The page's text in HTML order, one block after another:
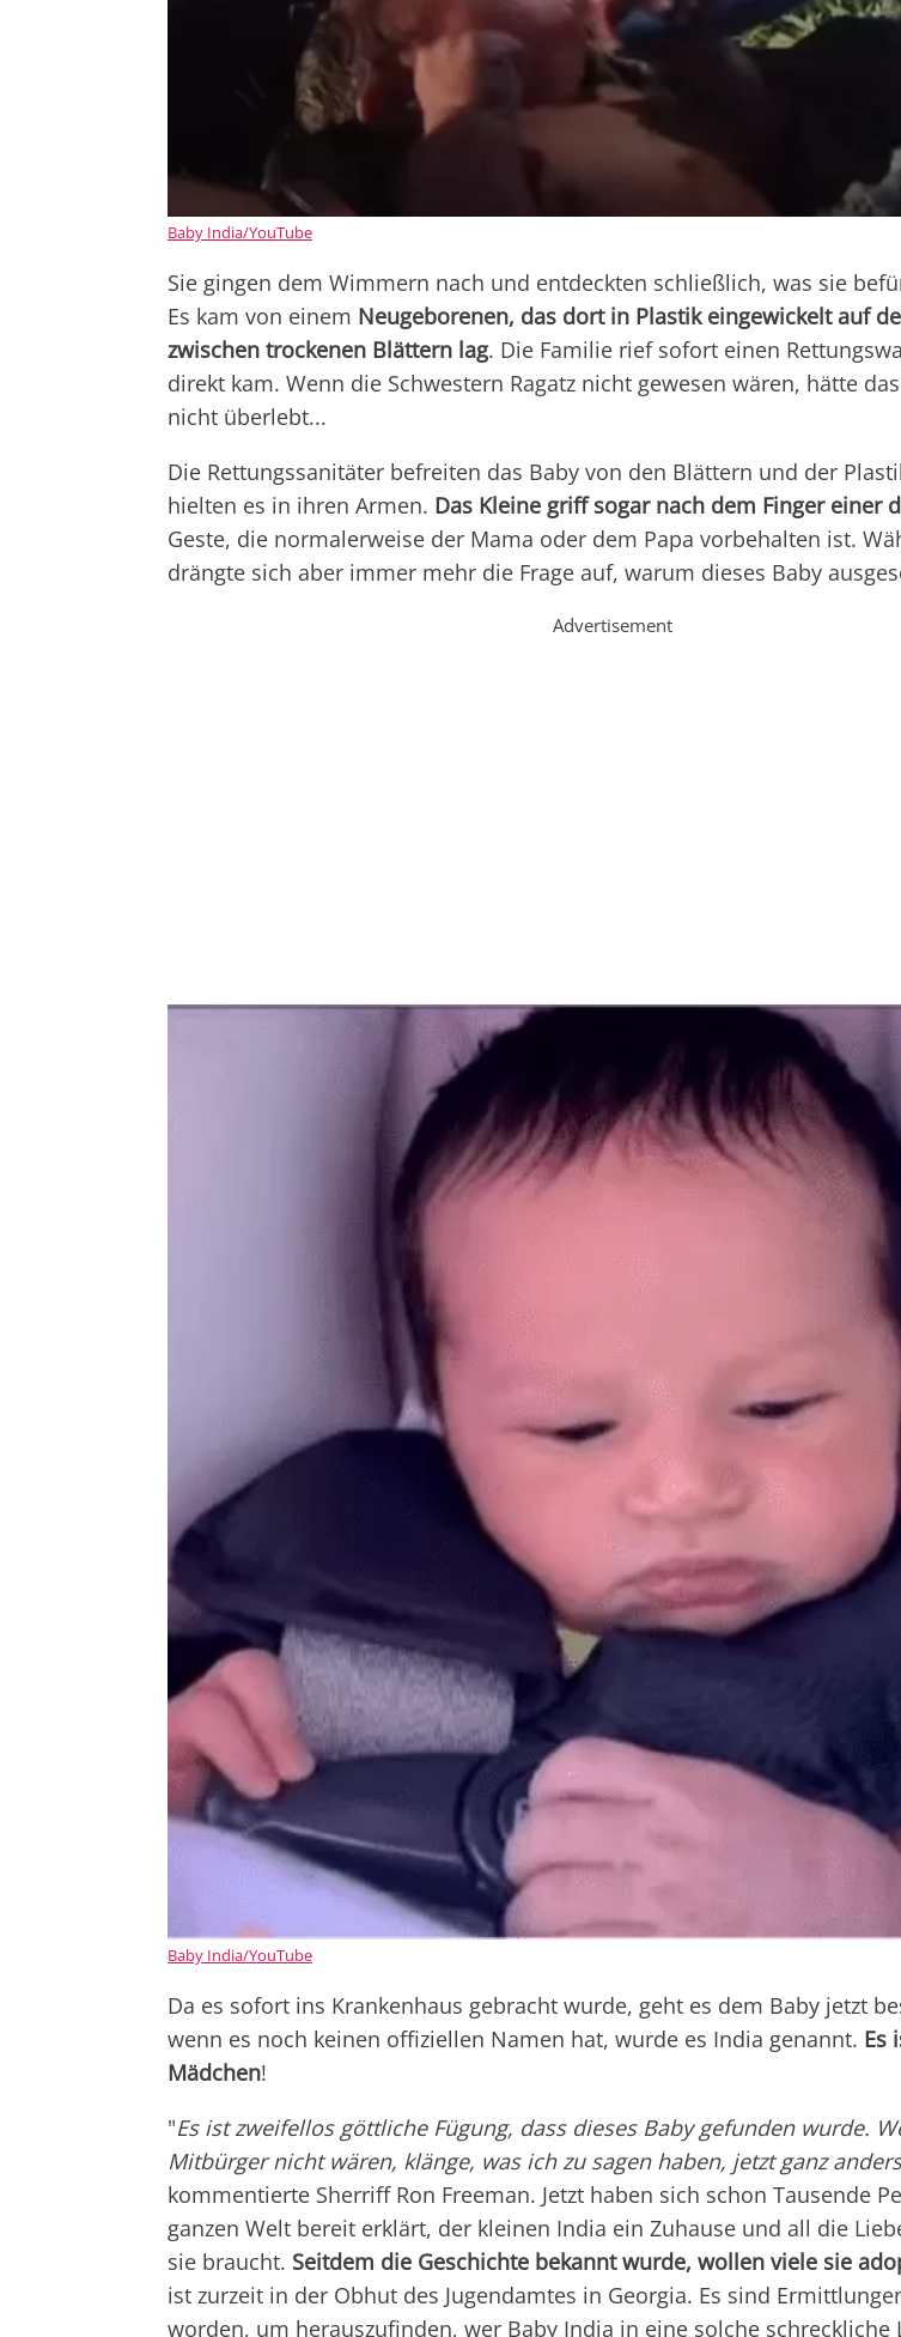
Baby India/YouTube
Sie gingen dem Wimmern nach und entdeckten schließlich, was sie
Es kam von einem Neugeborenen, das dort in Plastik eingewickelt auf
zwischen trockenen Blättern lag. Die Familie rief sofort einen
direkt kam. Wenn die Schwestern Ragatz nicht gewesen wären, hätte
nicht überlebt...
Die Rettungssanitäter befreiten das Baby von den Blättern und der
hielten es in ihren Armen. Das Kleine griff sogar nach dem Finger einer
Geste, die normalerweise der Mama oder dem Papa vorbehalten ist.
drängte sich aber immer mehr die Frage auf, warum dieses Baby
Advertisement
Baby India/YouTube
Da es sofort ins Krankenhaus gebracht wurde, geht es dem Baby jetzt
wenn es noch keinen offiziellen Namen hat, wurde es India genannt. Es
Mädchen!
"Es ist zweifellos göttliche Fügung, dass dieses Baby gefunden wurde.
Mitbürger nicht wären, klänge, was ich zu sagen haben, jetzt ganz anders
kommentierte Sherriff Ron Freeman. Jetzt haben sich schon Tausende
ganzen Welt bereit erklärt, der kleinen India ein Zuhause und all die
sie braucht. Seitdem die Geschichte bekannt wurde, wollen viele sie
ist zurzeit in der Obhut des Jugendamtes in Georgia. Es sind
worden, um herauszufinden, wer Baby India in eine solche schreckliche